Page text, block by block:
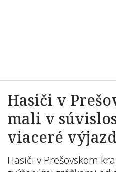
Hasiči v
mali v
viaceré
Hasiči v Prešovskom